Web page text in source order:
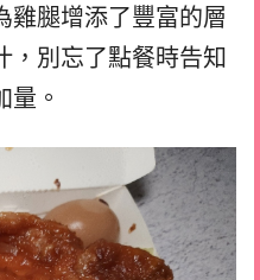
雞腿增添了豐富的層
，別忘了點餐時告知
量。